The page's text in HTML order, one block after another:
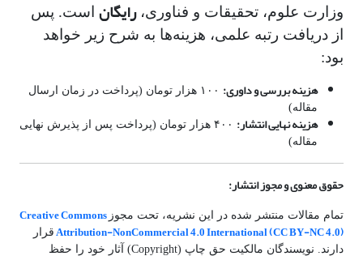
وزارت علوم، تحقیقات و فناوری،رایگان است. پس
از دریافت رتبه علمی، هزینه‌ها به شرح زیر خواهد
بود:
هزینه بررسی و داوری:
۱۰۰ هزار تومان (پرداخت در زمان ارسال
مقاله)
هزینه نهایی انتشار:
۴۰۰ هزار تومان (پرداخت پس از پذیرش نهایی
مقاله)
حقوق معنوی و مجوز انتشار:
تمام مقالات منتشر شده در این نشریه، تحت مجوز Creative Commons
Attribution-NonCommercial 4.0 International (CC BY-NC 4.0) قرار
دارند. نویسندگان مالکیت حق چاپ (Copyright) آثار خود را حفظ